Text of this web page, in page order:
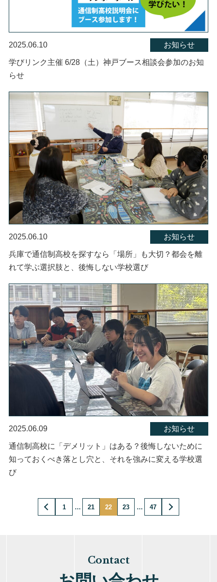
2025.06.10 お知らせ
学びリンク主催 6/28（土）神戸ブース相談会参加のお知
らせ
2025.06.10 お知らせ
兵庫で通信制高校を探すなら「場所」も大切？都会を離
れて学ぶ選択肢と、後悔しない学校選び
2025.06.09 お知らせ
通信制高校に「デメリット」はある？後悔しないために
知っておくべき落とし穴と、それを強みに変える学校選
び
1 … 21 22 23 … 47
Contact